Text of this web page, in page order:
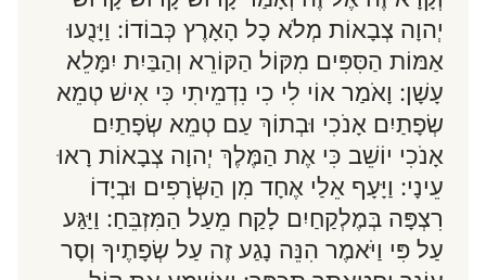
יְהוָה צְבָאוֹת מְלֹא כָל הָאָרֶץ כְּבוֹדוֹ: וַיָּנֻעוּ
אַמּוֹת הַסִּפִּים מִקּוֹל הַקּוֹרֵא וְהַבַּיִת יִמָּלֵא
עָשָׁן: וָאֹמַר אוֹי לִי כִי נִדְמֵיתִי כִּי אִישׁ טְמֵא
שְׂפָתַיִם אָנֹכִי וּבְתוֹךְ עַם טְמֵא שְׂפָתַיִם
אָנֹכִי יוֹשֵׁב כִּי אֶת הַמֶּלֶךְ יְהוָה צְבָאוֹת רָאוּ
עֵינָי: וַיָּעָף אֵלַי אֶחָד מִן הַשְּׂרָפִים וּבְיָדוֹ
רִצְפָּה בְּמֶלְקַחַיִם לָקַח מֵעַל הַמִּזְבֵּחַ: וַיַּגַּע
עַל פִּי וַיֹּאמֶר הִנֵּה נָגַע זֶה עַל שְׂפָתֶיךָ וְסָר